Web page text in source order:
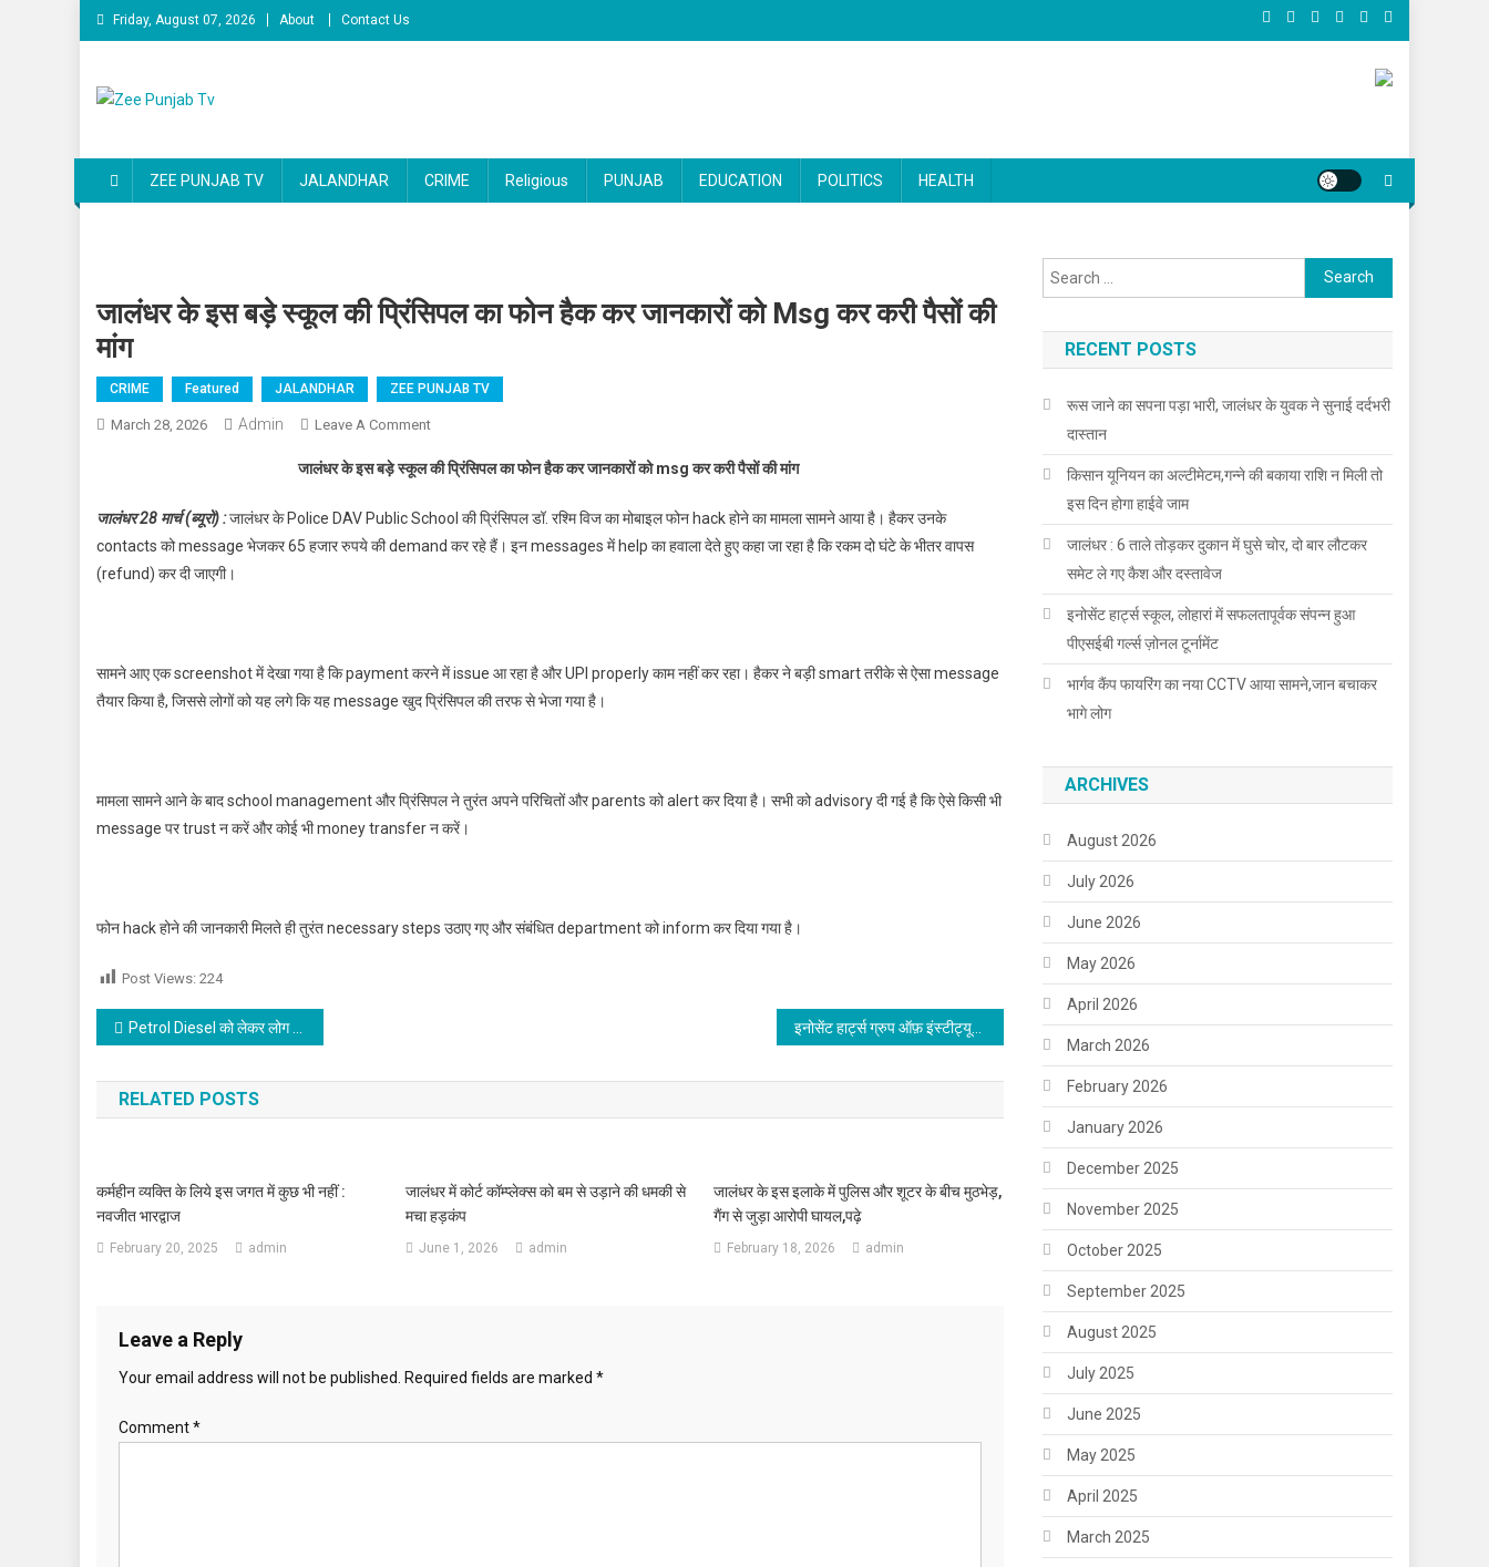
Skip to content
Friday, August 07, 2026 About Contact Us
ZEE PUNJAB TV JALANDHAR CRIME Religious PUNJAB EDUCATION POLITICS HEALTH
जालंधर के इस बड़े स्कूल की प्रिंसिपल का फोन हैक कर जानकारों को Msg कर करी पैसों की
मांग
CRIME Featured JALANDHAR ZEE PUNJAB TV
March 28, 2026 Admin Leave A Comment
जालंधर के इस बड़े स्कूल की प्रिंसिपल का फोन हैक कर जानकारों को msg कर करी पैसों की मांग
जालंधर 28 मार्च (ब्यूरो) :जालंधर के Police DAV Public School की प्रिंसिपल डॉ. रश्मि विज का मोबाइल फोन hack होने का मामला सामने आया है। हैकर उनके
contacts को message भेजकर 65 हजार रुपये की demand कर रहे हैं। इन messages में help का हवाला देते हुए कहा जा रहा है कि रकम दो घंटे के भीतर वापस
(refund) कर दी जाएगी।
सामने आए एक screenshot में देखा गया है कि payment करने में issue आ रहा है और UPI properly काम नहीं कर रहा। हैकर ने बड़ी smart तरीके से ऐसा message
तैयार किया है, जिससे लोगों को यह लगे कि यह message खुद प्रिंसिपल की तरफ से भेजा गया है।
मामला सामने आने के बाद school management और प्रिंसिपल ने तुरंत अपने परिचितों और parents को alert कर दिया है। सभी को advisory दी गई है कि ऐसे किसी भी
message पर trust न करें और कोई भी money transfer न करें।
फोन hack होने की जानकारी मिलते ही तुरंत necessary steps उठाए गए और संबंधित department को inform कर दिया गया है।
Post Views: 224
Post navigation
Petrol Diesel को लेकर लोग हो रहे पैनिक
RELATED POSTS
कर्महीन व्यक्ति के लिये इस जगत में कुछ भी नहीं :
नवजीत भारद्वाज
February 20, 2025 admin
जालंधर में कोर्ट कॉम्प्लेक्स को बम से उड़ाने की धमकी से
मचा हड़कंप
June 1, 2026 admin
जालंधर के इस इलाके में पुलिस और शूटर के बीच मुठभेड़,
गैंग से जुड़ा आरोपी घायल,पढ़े
February 18, 2026 admin
Leave a Reply
Your email address will not be published. Required fields are marked *
Comment*
Search for:
RECENT POSTS
रूस जाने का सपना पड़ा भारी, जालंधर के युवक ने सुनाई दर्दभरी
दास्तान
किसान यूनियन का अल्टीमेटम,गन्ने की बकाया राशि न मिली तो
इस दिन होगा हाईवे जाम
जालंधर : 6 ताले तोड़कर दुकान में घुसे चोर, दो बार लौटकर
समेट ले गए कैश और दस्तावेज
इनोसेंट हार्ट्स स्कूल, लोहारां में सफलतापूर्वक संपन्न हुआ
पीएसईबी गर्ल्स ज़ोनल टूर्नामेंट
भार्गव कैंप फायरिंग का नया CCTV आया सामने,जान बचाकर
भागे लोग
ARCHIVES
August 2026
July 2026
June 2026
May 2026
April 2026
March 2026
February 2026
January 2026
December 2025
November 2025
October 2025
September 2025
August 2025
July 2025
June 2025
May 2025
April 2025
March 2025